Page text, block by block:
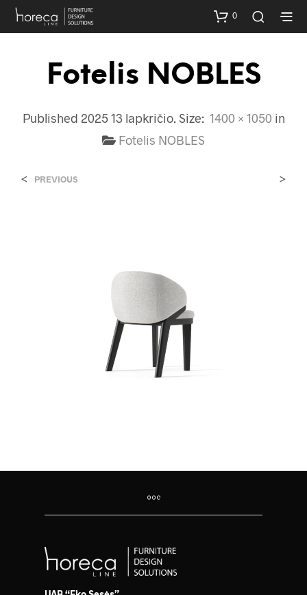
0
Fotelis NOBLES
Published 2025 13 lapkričio. Size: 1400 × 1050 in
Fotelis NOBLES
< PREVIOUS >